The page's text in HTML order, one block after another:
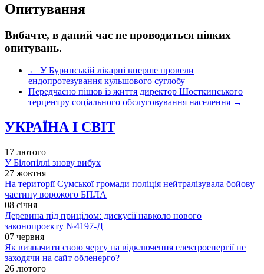
Опитування
Вибачте, в даний час не проводиться ніяких
опитувань.
← У Буринській лікарні вперше провели
ендопротезування кульшового суглобу
Передчасно пішов із життя директор Шосткинського
терцентру соціального обслуговування населення →
УКРАЇНА І СВІТ
17 лютого
У Білопіллі знову вибух
27 жовтня
На території Сумської громади поліція нейтралізувала бойову
частину ворожого БПЛА
08 січня
Деревина під прицілом: дискусії навколо нового
законопроєкту №4197-Д
07 червня
Як визначити свою чергу на відключення електроенергії не
заходячи на сайт обленерго?
26 лютого